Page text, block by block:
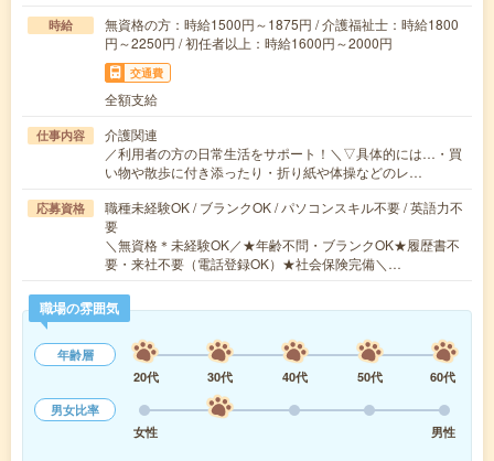
時給
無資格の方：時給1500円～1875円 / 介護福祉士：時給1800
円～2250円 / 初任者以上：時給1600円～2000円
交通費
全額支給
仕事内容
介護関連
／利用者の方の日常生活をサポート！＼▽具体的には…・買
い物や散歩に付き添ったり・折り紙や体操などのレ…
応募資格
職種未経験OK / ブランクOK / パソコンスキル不要 / 英語力不
要
＼無資格＊未経験OK／★年齢不問・ブランクOK★履歴書不
要・来社不要（電話登録OK）★社会保険完備＼…
職場の雰囲気
年齢層
20代
30代 40代 50代
60代
男女比率
女性
男性